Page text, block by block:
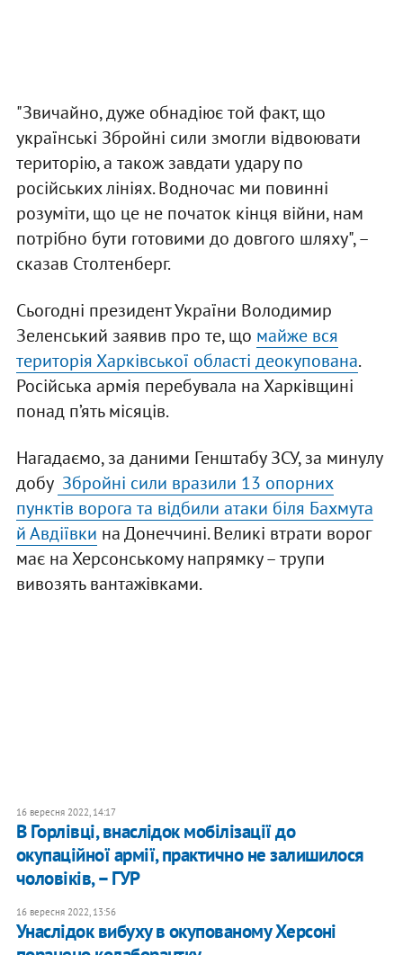
"Звичайно, дуже обнадіює той факт, що
українські Збройні сили змогли відвоювати
територію, а також завдати удару по
російських лініях. Водночас ми повинні
розуміти, що це не початок кінця війни, нам
потрібно бути готовими до довгого шляху", –
сказав Столтенберг.
Сьогодні президент України Володимир
Зеленський заявив про те, що майже вся
територія Харківської області деокупована.
Російська армія перебувала на Харківщині
понад п’ять місяців.
Нагадаємо, за даними Генштабу ЗСУ, за минулу
добу Збройні сили вразили 13 опорних
пунктів ворога та відбили атаки біля Бахмута
й Авдіївки на Донеччині. Великі втрати ворог
має на Херсонському напрямку – трупи
вивозять вантажівками.
16 вересня 2022, 14:17
В Горлівці, внаслідок мобілізації до
окупаційної армії, практично не залишилося
чоловіків, – ГУР
16 вересня 2022, 13:56
Унаслідок вибуху в окупованому Херсоні